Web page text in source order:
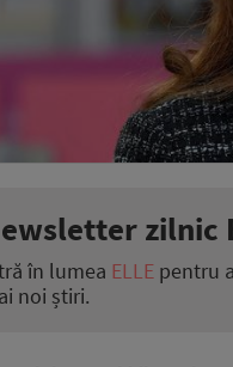
zilnic
în lumea ELLE pentru
noi știri.